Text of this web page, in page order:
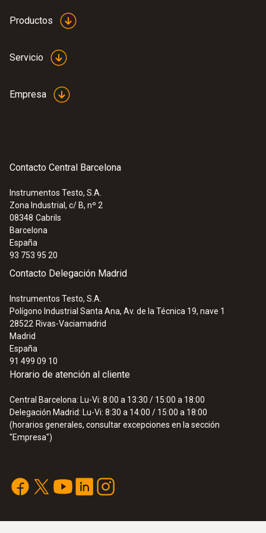
Productos
Servicio
Empresa
Contacto Central Barcelona
Instrumentos Testo, S.A.
Zona Industrial, c/ B, nº 2
08348 Cabrils
Barcelona
España
93 753 95 20
Contacto Delegación Madrid
Instrumentos Testo, S.A.
Polígono Industrial Santa Ana, Av. de la Técnica 19, nave 1
28522 Rivas-Vaciamadrid
Madrid
España
91 499 09 10
Horario de atención al cliente
Central Barcelona: Lu-Vi: 8:00 a 13:30 / 15:00 a 18:00
Delegación Madrid: Lu-Vi: 8:30 a 14:00 / 15:00 a 18:00
(horarios generales, consultar excepciones en la sección
"Empresa")